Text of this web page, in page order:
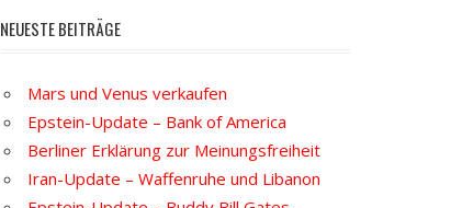
NEUESTE BEITRÄGE
Mars und Venus verkaufen
Epstein-Update – Bank of America
Berliner Erklärung zur Meinungsfreiheit
Iran-Update – Waffenruhe und Libanon